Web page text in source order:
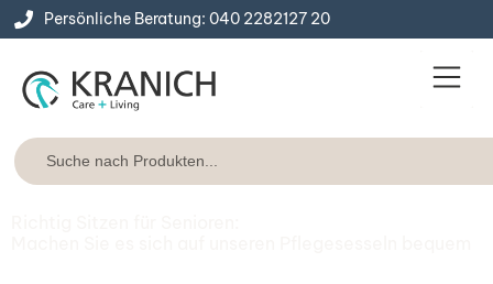
Persönliche Beratung: 040 2282127 20